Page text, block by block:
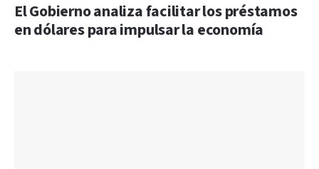
El Gobierno analiza facilitar los préstamos
en dólares para impulsar la economía